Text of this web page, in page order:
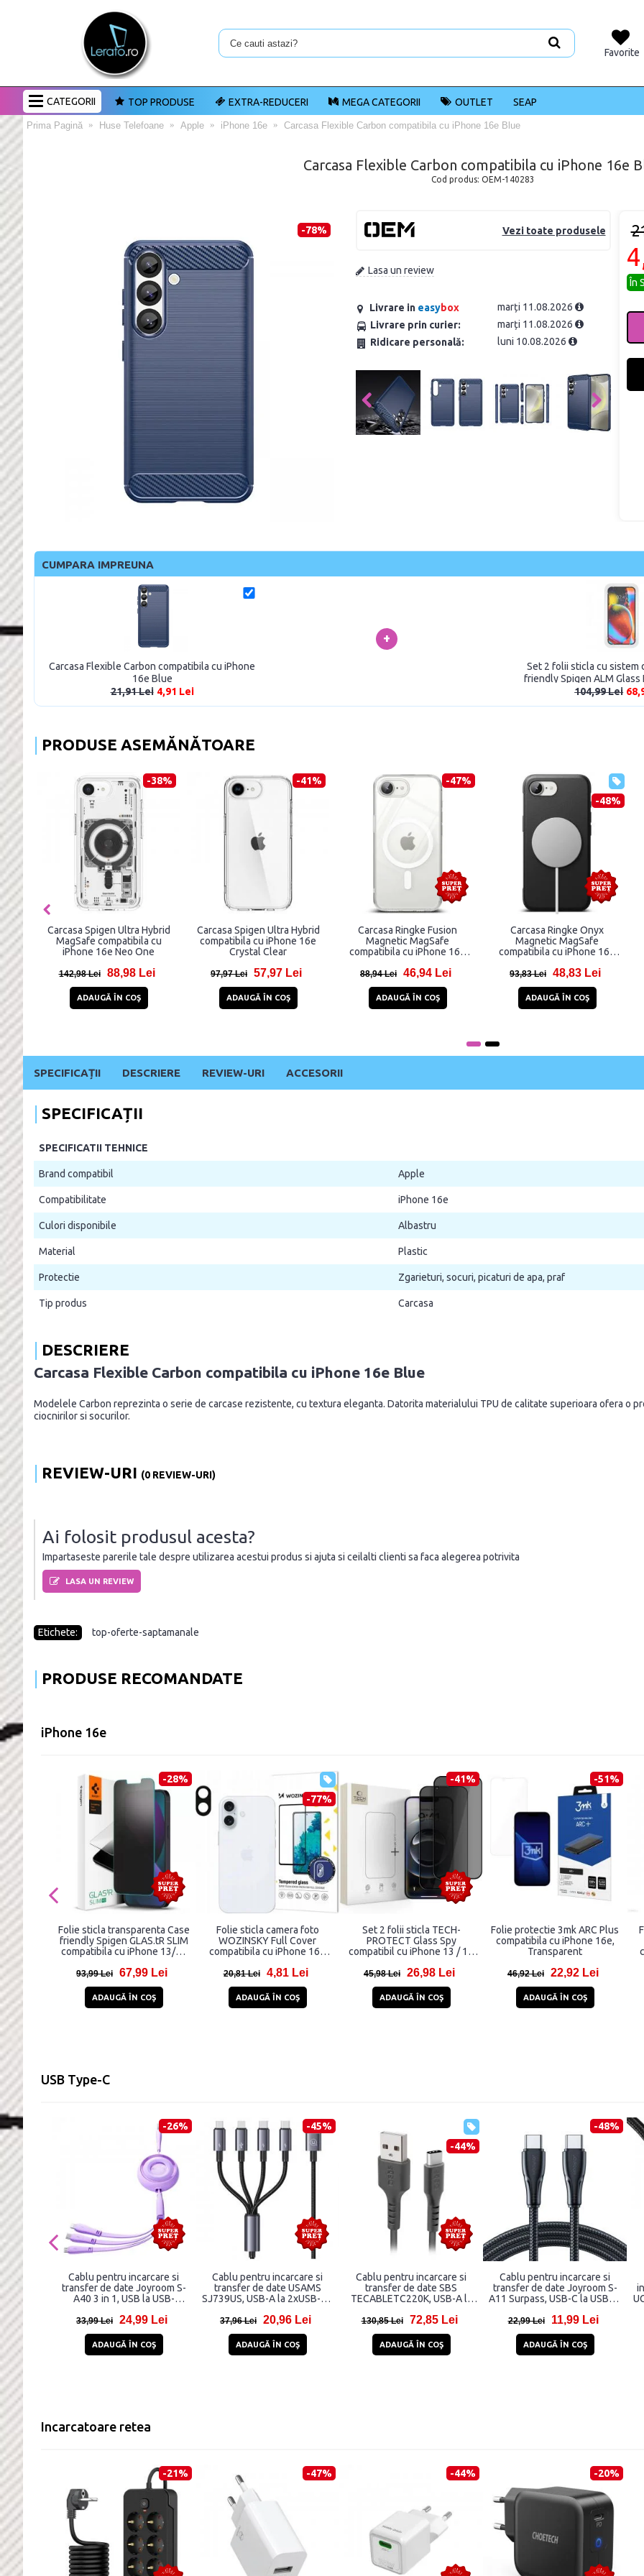
Favorite
CATEGORII TOP PRODUSE EXTRA-REDUCERI MEGA CATEGORII OUTLET SEAP
Prima Pagină Huse Telefoane Apple iPhone 16e Carcasa Flexible Carbon compatibila cu iPhone 16e Blue
Carcasa Flexible Carbon compatibila cu iPhone 16e
Cod produs: OEM-140283
-78% Vezi toate produsele
Lasa un review
Livrare in easybox
marți 11.08.2026
Livrare prin curier:
marți 11.08.2026
Ridicare personală:
luni 10.08.2026
În
CUMPARA IMPREUNA
Carcasa Flexible Carbon compatibila cu iPhone
16e Blue
21,91 Lei 4,91 Lei
+
Set 2 folii sticla cu sistem
friendly Spigen ALM Glass
iPhone 13/13 Pro/
104,99 Lei
PRODUSE ASEMĂNĂTOARE
-38%
Carcasa Spigen Ultra Hybrid
MagSafe compatibila cu
iPhone 16e Neo One
142,98 Lei 88,98 Lei
ADAUGĂ ÎN COŞ
-41%
Carcasa Spigen Ultra Hybrid
compatibila cu iPhone 16e
Crystal Clear
97,97 Lei 57,97 Lei
ADAUGĂ ÎN COŞ
-47%
Carcasa Ringke Fusion
Magnetic MagSafe
compatibila cu iPhone 16e
88,94 Lei 46,94 Lei
ADAUGĂ ÎN COŞ
-48%
Carcasa Ringke Onyx
Magnetic MagSafe
compatibila cu iPhone 16e
93,83 Lei 48,83 Lei
ADAUGĂ ÎN COŞ
SPECIFICAȚII DESCRIERE REVIEW-URI ACCESORII
SPECIFICAȚII
SPECIFICATII TEHNICE
Brand compatibil Apple
Compatibilitate iPhone 16e
Culori disponibile Albastru
Material Plastic
Protectie Zgarieturi, socuri, picaturi de apa, praf
Tip produs Carcasa
DESCRIERE
Carcasa Flexible Carbon compatibila cu iPhone 16e Blue
Modelele Carbon reprezinta o serie de carcase rezistente, cu textura eleganta. Datorita materialului TPU de calitate superioara ofera o
ciocnirilor si socurilor.
REVIEW-URI (0 REVIEW-URI)
Ai folosit produsul acesta?
Impartaseste parerile tale despre utilizarea acestui produs si ajuta si ceilalti clienti sa faca alegerea potrivita
LASA UN REVIEW
Etichete: top-oferte-saptamanale
PRODUSE RECOMANDATE
iPhone 16e
-28%
Folie sticla transparenta Case
friendly Spigen GLAS.tR SLIM
compatibila cu iPhone 13/13
93,99 Lei 67,99 Lei
ADAUGĂ ÎN COŞ
-77%
Folie sticla camera foto
WOZINSKY Full Cover
compatibila cu iPhone 16e
20,81 Lei 4,81 Lei
ADAUGĂ ÎN COŞ
-41%
Set 2 folii sticla TECH-
PROTECT Glass Spy
compatibil cu iPhone 13 / 13
45,98 Lei 26,98 Lei
ADAUGĂ ÎN COŞ
-51%
Folie protectie 3mk ARC Plus
compatibila cu iPhone 16e,
Transparent
46,92 Lei 22,92 Lei
ADAUGĂ ÎN COŞ
USB Type-C
-26%
Cablu pentru incarcare si
transfer de date Joyroom S-
A40 3 in 1, USB la USB-
1m, Mov
33,99 Lei 24,99 Lei
ADAUGĂ ÎN COŞ
-45%
Cablu pentru incarcare si
transfer de date USAMS
SJ739US, USB-A la 2xUSB-C /
5A, 480Mbps, 1.2m, Negru
37,96 Lei 20,96 Lei
ADAUGĂ ÎN COŞ
-44%
Cablu pentru incarcare si
transfer de date SBS
TECABLETC220K, USB-A la
130,85 Lei 72,85 Lei
ADAUGĂ ÎN COŞ
-48%
Cablu pentru incarcare si
transfer de date Joyroom S-
A11 Surpass, USB-C la USB-C,
22,99 Lei 11,99 Lei
ADAUGĂ ÎN COŞ
Incarcatoare retea
-21% -47% -44% -20%